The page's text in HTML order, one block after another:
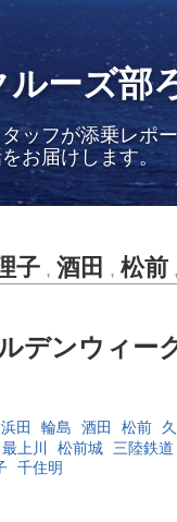
ーズ部
ッフが添乗レポ
お届けします。
子 , 酒田 , 松前 ,
デンウィ
浜田 輪島 酒田 松前
最上川 松前城
三陸鉄道
千住明